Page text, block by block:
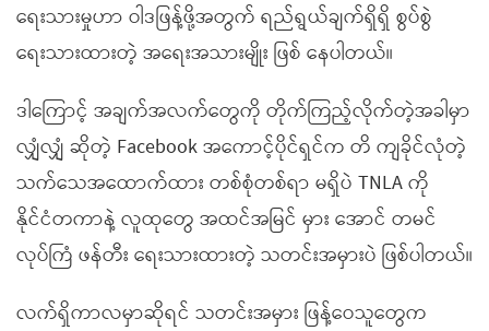
ရေးသားမှုဟာ ဝါဒဖြန့်ဖို့အတွက် ရည်ရွယ်ချက်ရှိရှိ စွပ်စွဲ
ရေးသားထားတဲ့ အရေးအသားမျိုး ဖြစ် နေပါတယ်။
ဒါကြောင့် အချက်အလက်တွေကို တိုက်ကြည့်လိုက်တဲ့အခါမှာ
လျှံလျှံ ဆိုတဲ့ Facebook အကောင့်ပိုင်ရှင်က တိ ကျခိုင်လုံတဲ့
သက်သေအထောက်ထား တစ်စုံတစ်ရာ မရှိပဲ TNLA ကို
နိုင်ငံတကာနဲ့ လူထုတွေ အထင်အမြင် မှား အောင် တမင်
လုပ်ကြံ ဖန်တီး ရေးသားထားတဲ့ သတင်းအမှားပဲ ဖြစ်ပါတယ်။
လက်ရှိကာလမှာဆိုရင် သတင်းအမှား ဖြန့်ဝေသူတွေက